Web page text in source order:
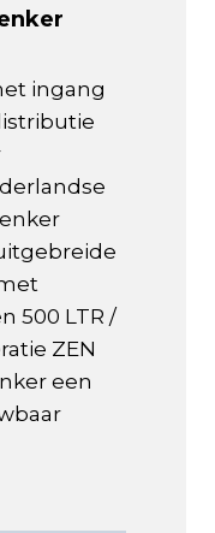
ingang
500 LTR /
ZEN
een